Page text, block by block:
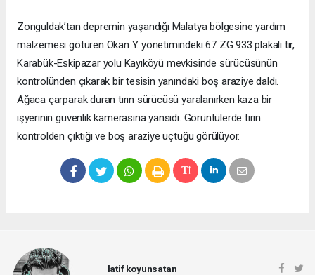
Zonguldak’tan depremin yaşandığı Malatya bölgesine yardım
malzemesi götüren Okan Y. yönetimindeki 67 ZG 933 plakalı tır,
Karabük-Eskipazar yolu Kayıköyü mevkisinde sürücüsünün
kontrolünden çıkarak bir tesisin yanındaki boş araziye daldı.
Ağaca çarparak duran tırın sürücüsü yaralanırken kaza bir
işyerinin güvenlik kamerasına yansıdı. Görüntülerde tırın
kontrolden çıktığı ve boş araziye uçtuğu görülüyor.
latif koyunsatan